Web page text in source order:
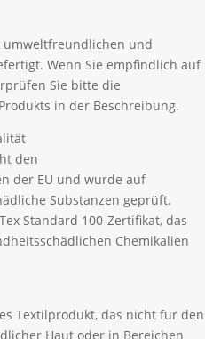
umweltfreundlichen und
Wenn Sie empfindlich auf
Sie bitte die
in der Beschreibung.
den
der EU und wurde auf
Substanzen geprüft.
Standard 100-Zertifikat, das
Chemikalien
Textilprodukt, das nicht für den
Haut oder in Bereichen